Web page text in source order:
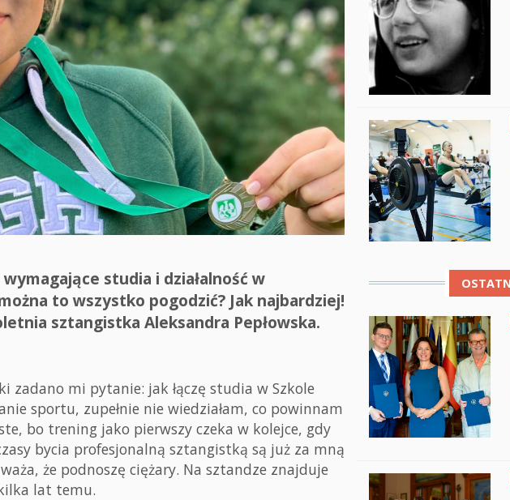
Studenci i doktoranci
Absolwenci
Współpraca międzynarodowa
Współpraca z otoczeniem
Sport
Historia
Wspomnienia
studia i działalność w
to wszystko pogodzić? Jak najbardziej!
sztangistka Aleksandra Pepłowska.
zadano mi pytanie: jak łączę studia w Szkole
sportu, zupełnie nie wiedziałam, co powinnam
bo trening jako pierwszy czeka w kolejce, gdy
bycia profesjonalną sztangistką są już za mną
że podnoszę ciężary. Na sztandze znajduje
lat temu.